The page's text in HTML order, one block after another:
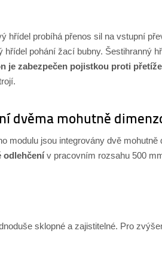
hřídel probíhá přenos sil na vstupní
hřídel pohání žací bubny. Šestihranný
je zabezpečen pojistkou proti
dvěma mohutně
modulu jsou integrovány dvě
odlehčenív pracovním rozsahu 500
sklopné a zajistitelné. Pro